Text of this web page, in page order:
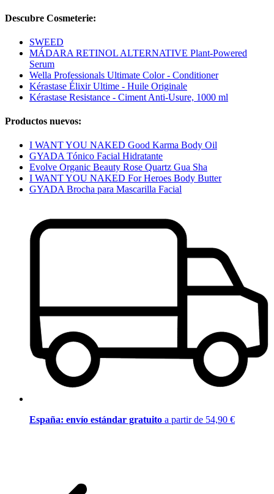
Descubre Cosmeterie:
SWEED
MÁDARA RETINOL ALTERNATIVE Plant-Powered
Serum
Wella Professionals Ultimate Color - Conditioner
Kérastase Élixir Ultime - Huile Originale
Kérastase Resistance - Ciment Anti-Usure, 1000 ml
Productos nuevos:
I WANT YOU NAKED Good Karma Body Oil
GYADA Tónico Facial Hidratante
Evolve Organic Beauty Rose Quartz Gua Sha
I WANT YOU NAKED For Heroes Body Butter
GYADA Brocha para Mascarilla Facial
España: envío estándar gratuito a partir de 54,90 €